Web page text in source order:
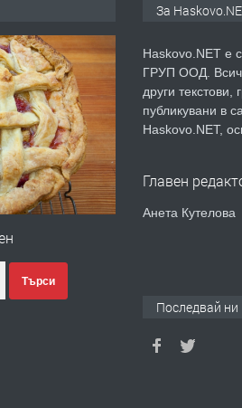
Търси
За
Haskovo.NET е
ГРУП ООД.
други
публикувани в
Haskovo.NET,
Главен
Анета Кутелова
Последвай ни